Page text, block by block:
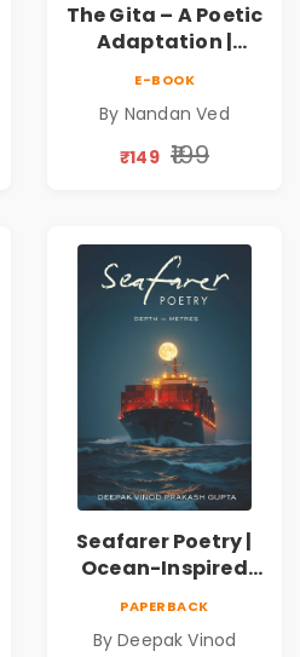
The Gita – A Poetic
Adaptation |
Book
E-BOOK
By Nandan Ved
₹149 ₹199
Seafarer Poetry |
Ocean-Inspired
PAPERBACK
By Deepak Vinod